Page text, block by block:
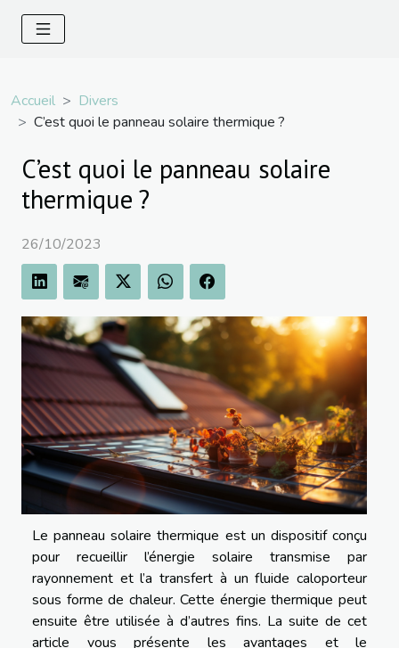
Accueil
Divers
C’est quoi le panneau solaire thermique ?
C’est quoi le panneau solaire
thermique ?
26/10/2023
Le panneau solaire thermique est un dispositif conçu
pour recueillir l’énergie solaire transmise par
rayonnement et l’a transfert à un fluide caloporteur
sous forme de chaleur. Cette énergie thermique peut
ensuite être utilisée à d’autres fins. La suite de cet
article vous présente les avantages et le